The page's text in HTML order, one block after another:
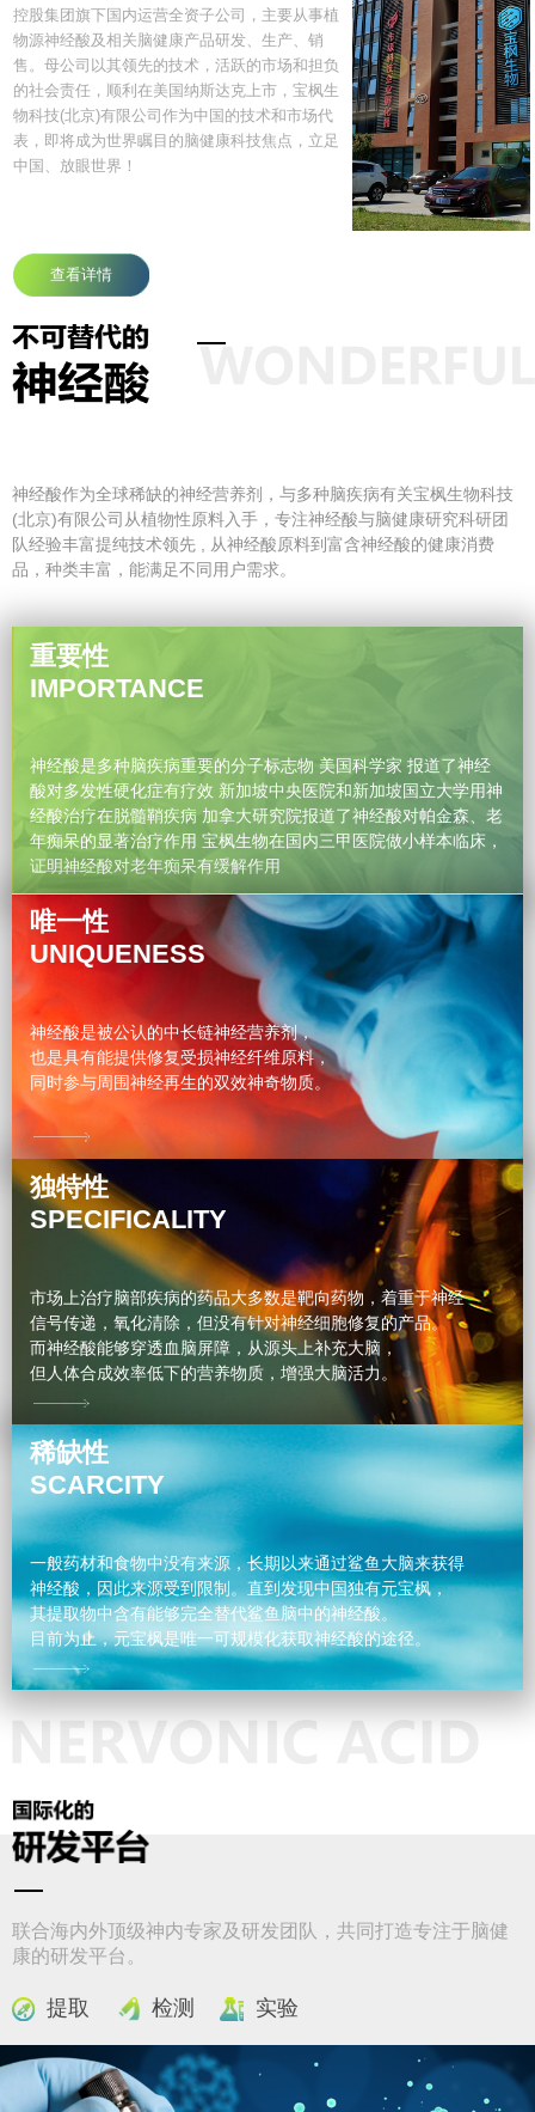
控股集团旗下国内运营全资子公司，主要从事植
物源神经酸及相关脑健康产品研发、生产、销
售。母公司以其领先的技术，活跃的市场和担负
的社会责任，顺利在美国纳斯达克上市，宝枫生
物科技(北京)有限公司作为中国的技术和市场代
表，即将成为世界瞩目的脑健康科技焦点，立足
中国、放眼世界！
查看详情
神经酸作为全球稀缺的神经营养剂，与多种脑疾病有关宝枫生物科技
(北京)有限公司从植物性原料入手，专注神经酸与脑健康研究科研团
队经验丰富提纯技术领先 , 从神经酸原料到富含神经酸的健康消费
品，种类丰富，能满足不同用户需求。
重要性
IMPORTANCE
神经酸是多种脑疾病重要的分子标志物 美国科学家 报道了神经
酸对多发性硬化症有疗效 新加坡中央医院和新加坡国立大学用神
经酸治疗在脱髓鞘疾病 加拿大研究院报道了神经酸对帕金森、老
年痴呆的显著治疗作用 宝枫生物在国内三甲医院做小样本临床，
证明神经酸对老年痴呆有缓解作用
唯一性
UNIQUENESS
神经酸是被公认的中长链神经营养剂，
也是具有能提供修复受损神经纤维原料，
同时参与周围神经再生的双效神奇物质。
独特性
SPECIFICALITY
市场上治疗脑部疾病的药品大多数是靶向药物，着重于神经
信号传递，氧化清除，但没有针对神经细胞修复的产品。
而神经酸能够穿透血脑屏障，从源头上补充大脑，
但人体合成效率低下的营养物质，增强大脑活力。
稀缺性
SCARCITY
一般药材和食物中没有来源，长期以来通过鲨鱼大脑来获得
神经酸，因此来源受到限制。直到发现中国独有元宝枫，
其提取物中含有能够完全替代鲨鱼脑中的神经酸。
目前为止，元宝枫是唯一可规模化获取神经酸的途径。
联合海内外顶级神内专家及研发团队，共同打造专注于脑健
康的研发平台。
提取 检测 实验